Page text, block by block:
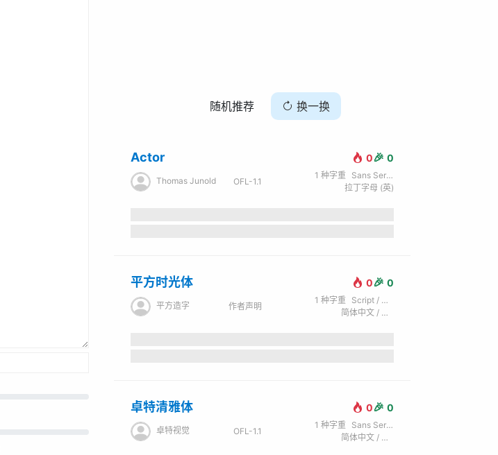
随机推荐 换一换
Actor 0🎉 0
Thomas Junold OFL-1.1
1 种字重
Sans Serif / 无衬线
拉丁字母 (英)
平方时光体 0🎉 0
平方造字 作者声明
1 种字重
Script / 手写
简体中文 / 拉丁字母 (英)
卓特清雅体 0🎉 0
卓特视觉 OFL-1.1
1 种字重
Sans Serif / 无衬线
简体中文 / 拉丁字母 (英)